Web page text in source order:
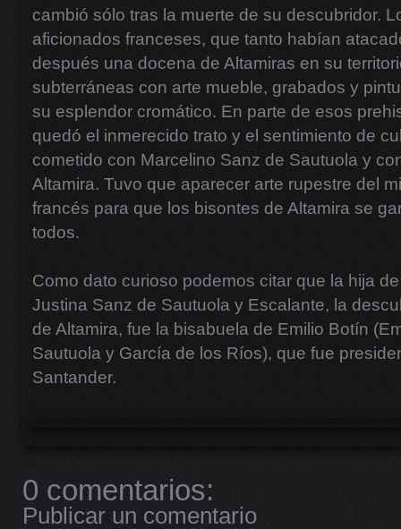
cambió sólo tras la muerte de su descubridor.
aficionados franceses, que tanto habían
después una docena de Altamiras en su
subterráneas con arte mueble, grabados y
su esplendor cromático. En parte de esos
quedó el inmerecido trato y el sentimiento de
cometido con Marcelino Sanz de Sautuola y
Altamira. Tuvo que aparecer arte rupestre del
francés para que los bisontes de Altamira se
todos.
Como dato curioso podemos citar que la hija
Justina Sanz de Sautuola y Escalante, la
de Altamira, fue la bisabuela de Emilio Botín
Sautuola y García de los Ríos), que fue
Santander.
0 comentarios:
Publicar un comentario